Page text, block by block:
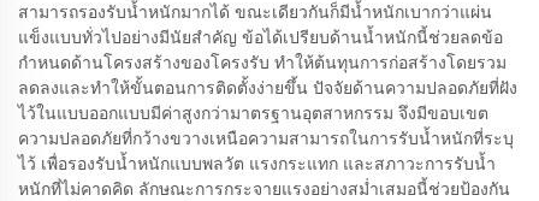
สามารถรองรับน้ำหนักมากได้ ขณะเดียวกันก็มีน้ำหนักเบากว่าแผ่น
แข็งแบบทั่วไปอย่างมีนัยสำคัญ ข้อได้เปรียบด้านน้ำหนักนี้ช่วยลดข้อ
กำหนดด้านโครงสร้างของโครงรับ ทำให้ต้นทุนการก่อสร้างโดยรวม
ลดลงและทำให้ขั้นตอนการติดตั้งง่ายขึ้น ปัจจัยด้านความปลอดภัยที่ฝัง
ไว้ในแบบออกแบบมีค่าสูงกว่ามาตรฐานอุตสาหกรรม จึงมีขอบเขต
ความปลอดภัยที่กว้างขวางเหนือความสามารถในการรับน้ำหนักที่ระบุ
ไว้ เพื่อรองรับน้ำหนักแบบพลวัต แรงกระแทก และสภาวะการรับน้ำ
หนักที่ไม่คาดคิด ลักษณะการกระจายแรงอย่างสม่ำเสมอนี้ช่วยป้องกัน